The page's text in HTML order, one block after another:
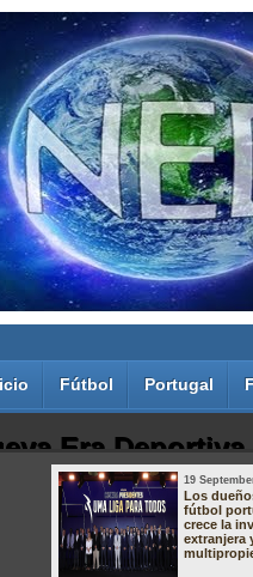
Fútbol Portugal
Era Deportiva
Carlos Rodríguez dos Santos
19
Los
fútbol
crece la
extranjera